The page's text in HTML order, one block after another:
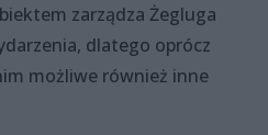
zarządza Żegluga
dlatego oprócz
możliwe również inne